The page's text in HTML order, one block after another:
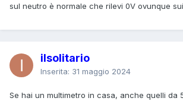
sul neutro è normale che rilevi 0V ovunque
ilsolitario
Inserita: 31 maggio 2024
Se hai un multimetro in casa, anche quelli da